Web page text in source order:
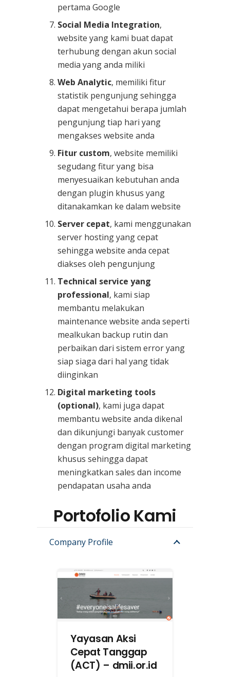
pertama Google
Social Media Integration,
website yang kami buat dapat
terhubung dengan akun social
media yang anda miliki
Web Analytic, memiliki fitur
statistik pengunjung sehingga
dapat mengetahui berapa jumlah
pengunjung tiap hari yang
mengakses website anda
Fitur custom, website memiliki
segudang fitur yang bisa
menyesuaikan kebutuhan anda
dengan plugin khusus yang
ditanakamkan ke dalam website
Server cepat, kami menggunakan
server hosting yang cepat
sehingga website anda cepat
diakses oleh pengunjung
Technical service yang
professional, kami siap
membantu melakukan
maintenance website anda seperti
mealkukan backup rutin dan
perbaikan dari sistem error yang
siap siaga dari hal yang tidak
diinginkan
Digital marketing tools
(optional), kami juga dapat
membantu website anda dikenal
dan dikunjungi banyak customer
dengan program digital marketing
khusus sehingga dapat
meningkatkan sales dan income
pendapatan usaha anda
Portofolio Kami
Company Profile
Yayasan Aksi
Cepat Tanggap
(ACT) – dmii.or.id